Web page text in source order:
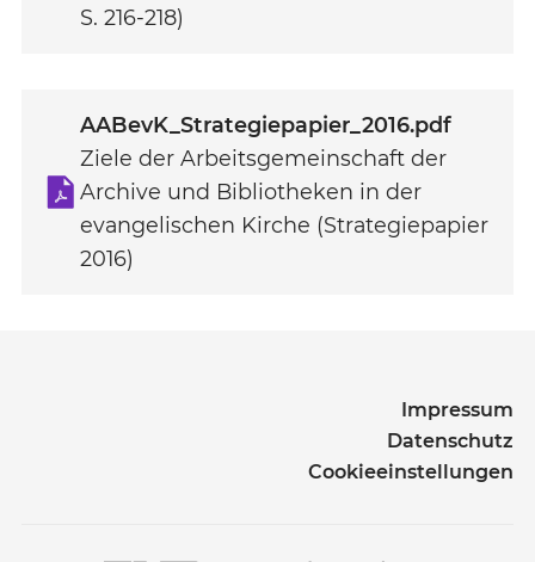
S. 216-218)
AABevK_Strategiepapier_2016.pdf
Ziele der Arbeitsgemeinschaft der
Archive und Bibliotheken in der
evangelischen Kirche (Strategiepapier
2016)
Impressum
Datenschutz
Cookieeinstellungen